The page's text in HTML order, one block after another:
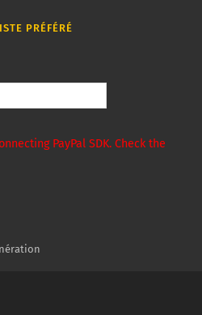
PRÉFÉRÉ
PayPal SDK. Check the